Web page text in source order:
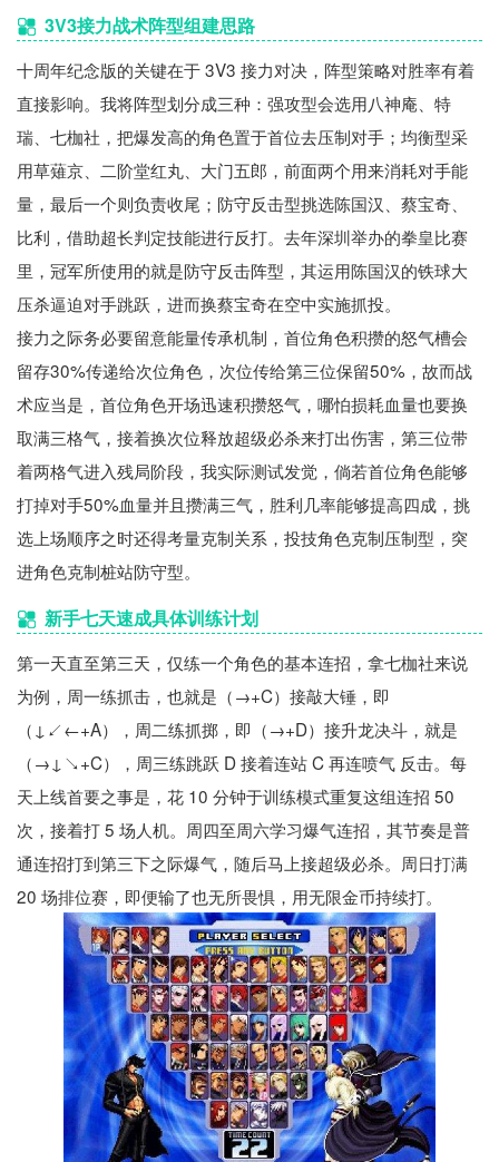
3V3接力战术阵型组建思路
十周年纪念版的关键在于 3V3 接力对决，阵型策略对胜率有着
直接影响。我将阵型划分成三种：强攻型会选用八神庵、特
瑞、七枷社，把爆发高的角色置于首位去压制对手；均衡型采
用草薙京、二阶堂红丸、大门五郎，前面两个用来消耗对手能
量，最后一个则负责收尾；防守反击型挑选陈国汉、蔡宝奇、
比利，借助超长判定技能进行反打。去年深圳举办的拳皇比赛
里，冠军所使用的就是防守反击阵型，其运用陈国汉的铁球大
压杀逼迫对手跳跃，进而换蔡宝奇在空中实施抓投。
接力之际务必要留意能量传承机制，首位角色积攒的怒气槽会
留存30%传递给次位角色，次位传给第三位保留50%，故而战
术应当是，首位角色开场迅速积攒怒气，哪怕损耗血量也要换
取满三格气，接着换次位释放超级必杀来打出伤害，第三位带
着两格气进入残局阶段，我实际测试发觉，倘若首位角色能够
打掉对手50%血量并且攒满三气，胜利几率能够提高四成，挑
选上场顺序之时还得考量克制关系，投技角色克制压制型，突
进角色克制桩站防守型。
新手七天速成具体训练计划
第一天直至第三天，仅练一个角色的基本连招，拿七枷社来说
为例，周一练抓击，也就是（→+C）接敲大锤，即
（↓↙←+A），周二练抓掷，即（→+D）接升龙决斗，就是
（→↓↘+C），周三练跳跃 D 接着连站 C 再连喷气 反击。每
天上线首要之事是，花 10 分钟于训练模式重复这组连招 50
次，接着打 5 场人机。周四至周六学习爆气连招，其节奏是普
通连招打到第三下之际爆气，随后马上接超级必杀。周日打满
20 场排位赛，即便输了也无所畏惧，用无限金币持续打。